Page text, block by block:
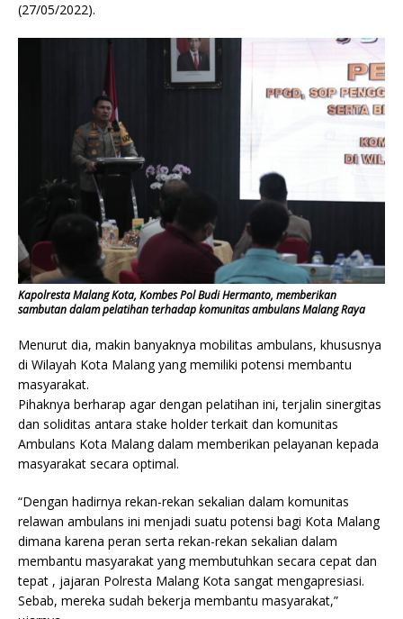
(27/05/2022).
Kapolresta Malang Kota, Kombes Pol Budi Hermanto, memberikan
sambutan dalam pelatihan terhadap komunitas ambulans Malang Raya
Menurut dia, makin banyaknya mobilitas ambulans, khususnya
di Wilayah Kota Malang yang memiliki potensi membantu
masyarakat.
Pihaknya berharap agar dengan pelatihan ini, terjalin sinergitas
dan soliditas antara stake holder terkait dan komunitas
Ambulans Kota Malang dalam memberikan pelayanan kepada
masyarakat secara optimal.
“Dengan hadirnya rekan-rekan sekalian dalam komunitas
relawan ambulans ini menjadi suatu potensi bagi Kota Malang
dimana karena peran serta rekan-rekan sekalian dalam
membantu masyarakat yang membutuhkan secara cepat dan
tepat , jajaran Polresta Malang Kota sangat mengapresiasi.
Sebab, mereka sudah bekerja membantu masyarakat,”